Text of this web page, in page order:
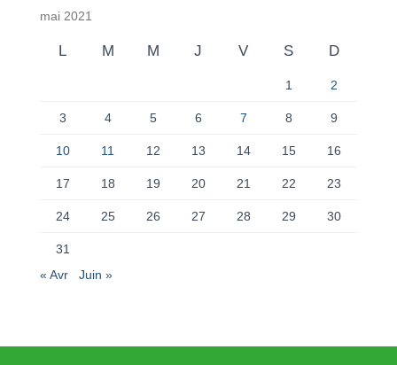
mai 2021
L M M J V S D
1 2
3 4 5 6 7 8 9
10 11 12 13 14 15 16
17 18 19 20 21 22 23
24 25 26 27 28 29 30
31
« Avr
Juin »